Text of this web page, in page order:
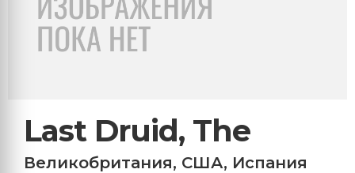
Last Druid, The
Великобритания, США, Испания